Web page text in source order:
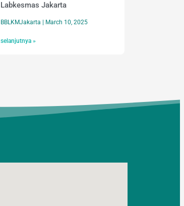
Labkesmas Jakarta
BBLKMJakarta March 10, 2025
selanjutnya »